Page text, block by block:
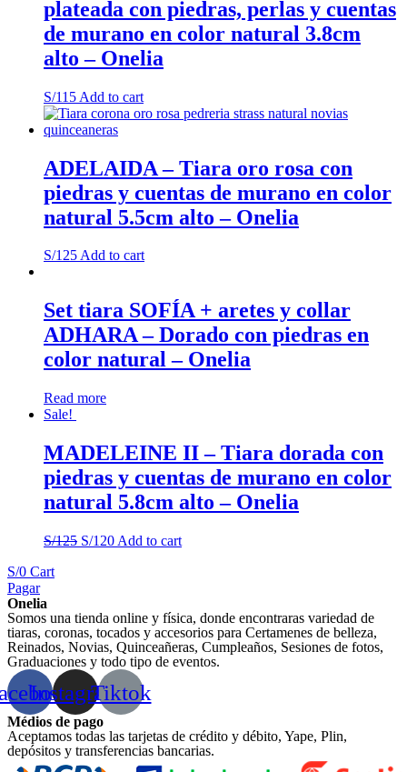
Onelia
quantity
plateada con piedras, perlas y cuentas
de murano en color natural 3.8cm
alto – Onelia
S/115 Add to cart
ADELAIDA – Tiara oro rosa con
piedras y cuentas de murano en color
natural 5.5cm alto – Onelia
S/125Add to cart
Set tiara SOFÍA + aretes y collar
ADHARA – Dorado con piedras en
color natural – Onelia
Read more
Sale!
MADELEINE II – Tiara dorada con
piedras y cuentas de murano en color
natural 5.8cm alto – Onelia
S/125 S/120 Add to cart
S/0 Cart
Pagar
Onelia
Somos una tienda online y física, donde encontraras variedad de
tiaras, coronas, tocados y accesorios para Certamenes de belleza,
Reinados, Novias, Quinceañeras, Cumpleaños, Sesiones de fotos,
Graduaciones y todo tipo de eventos.
InstagramTiktok
Médios de pago
Aceptamos todas las tarjetas de crédito y débito, Yape, Plin,
depósitos y transferencias bancarias.